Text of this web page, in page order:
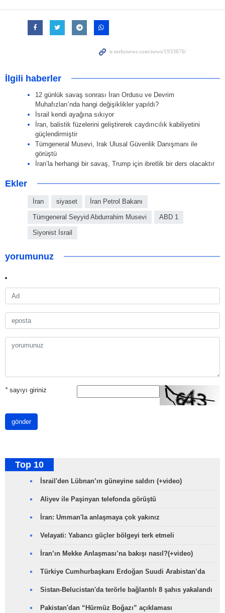
İlgili haberler
12 günlük savaş sonrası İran Ordusu ve Devrim
Muhafızları’nda hangi değişiklikler yapıldı?
İsrail kendi ayağına sıkıyor
İran, balistik füzelerini geliştirerek caydırıcılık kabiliyetini
güçlendirmiştir
Tümgeneral Musevi, Irak Ulusal Güvenlik Danışmanı ile
görüştü
İran’la herhangi bir savaş, Trump için ibretlik bir ders olacaktır
Ekler
İran siyaset İran Petrol Bakanı
Tümgeneral Seyyid Abdurrahim Musevi ABD 1
Siyonist İsrail
yorumunuz
*sayıyı giriniz
gönder
Top 10
İsrail'den Lübnan’ın güneyine saldırı (+video)
Aliyev ile Paşinyan telefonda görüştü
İran: Umman'la anlaşmaya çok yakınız
Velayati: Yabancı güçler bölgeyi terk etmeli
İran’ın Mekke Anlaşması’na bakışı nasıl?(+video)
Türkiye Cumhurbaşkanı Erdoğan Suudi Arabistan’da
Sistan-Belucistan'da terörle bağlantılı 8 şahıs yakalandı
Pakistan'dan “Hürmüz Boğazı” açıklaması